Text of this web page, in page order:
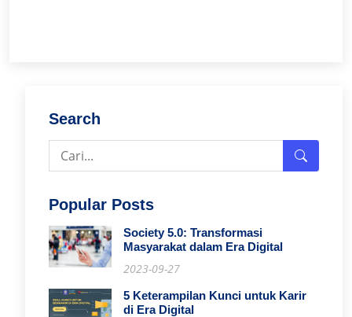
Search
Popular Posts
Society 5.0: Transformasi
Masyarakat dalam Era Digital
2023-09-27
5 Keterampilan Kunci untuk Karir
di Era Digital